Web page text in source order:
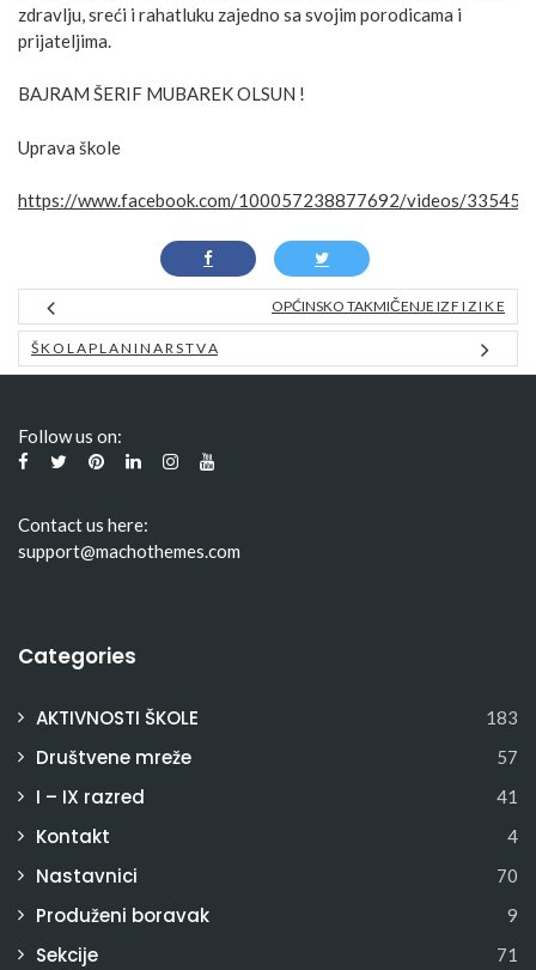
zdravlju, sreći i rahatluku zajedno sa svojim porodicama i
prijateljima.
BAJRAM ŠERIF MUBAREK OLSUN !
Uprava škole
https://www.facebook.com/100057238877692/videos/
OPĆINSKO TAKMIČENJE IZ F I Z I K E
Š K O L A P L A N I N A R S T V A
Follow us on:
Contact us here:
support@machothemes.com
Categories
AKTIVNOSTI ŠKOLE 183
Društvene mreže 57
I – IX razred 41
Kontakt 4
Nastavnici 70
Produženi boravak 9
Sekcije 71